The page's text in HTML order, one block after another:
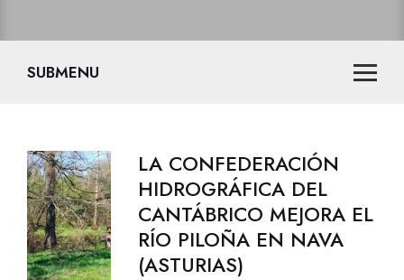
SUBMENU
LA CONFEDERACIÓN
HIDROGRÁFICA DEL
CANTÁBRICO MEJORA EL
RÍO PILOÑA EN NAVA
(ASTURIAS)